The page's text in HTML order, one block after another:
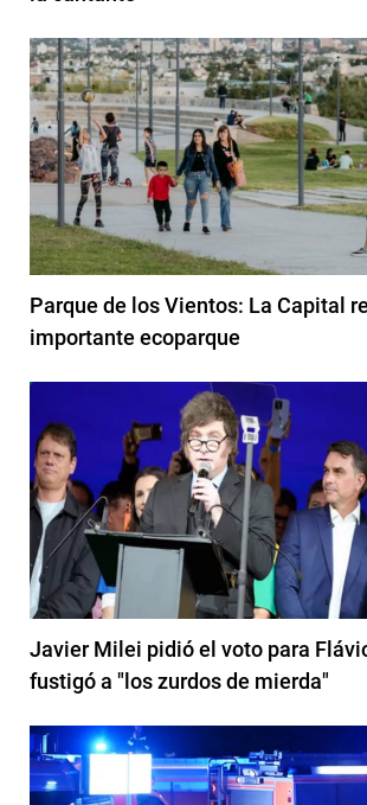
Parque de los Vientos: La Capital
importante ecoparque
Javier Milei pidió el voto para
fustigó a "los zurdos de mierda"